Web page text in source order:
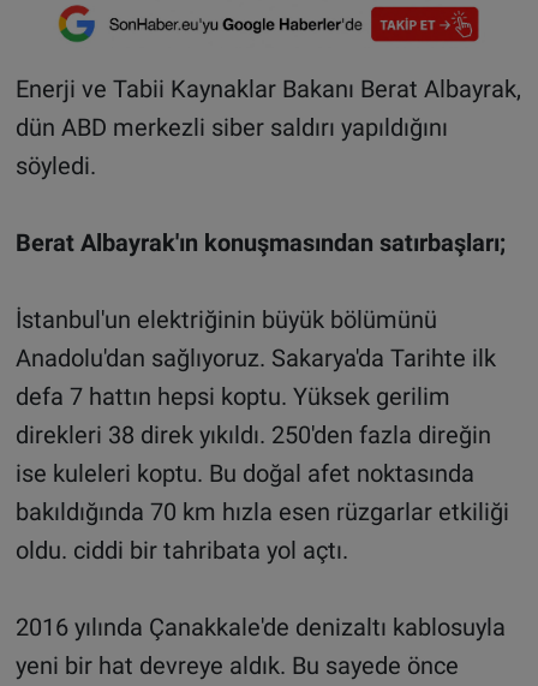
Enerji ve Tabii Kaynaklar Bakanı Berat Albayrak,
dün ABD merkezli siber saldırı yapıldığını
söyledi.
Berat Albayrak'ın konuşmasından satırbaşları;
İstanbul'un elektriğinin büyük bölümünü
Anadolu'dan sağlıyoruz. Sakarya'da Tarihte ilk
defa 7 hattın hepsi koptu. Yüksek gerilim
direkleri 38 direk yıkıldı. 250'den fazla direğin
ise kuleleri koptu. Bu doğal afet noktasında
bakıldığında 70 km hızla esen rüzgarlar etkiliği
oldu. ciddi bir tahribata yol açtı.
2016 yılında Çanakkale'de denizaltı kablosuyla
yeni bir hat devreye aldık. Bu sayede önce